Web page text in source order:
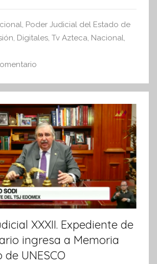
e
s
n
f
o
r
m
a
t
i
v
A
p
, Poder Judicial del Estado de
, Digitales, Tv Azteca, Nacional,
XXXII. Expediente de
ingresa a Memoria
UNESCO